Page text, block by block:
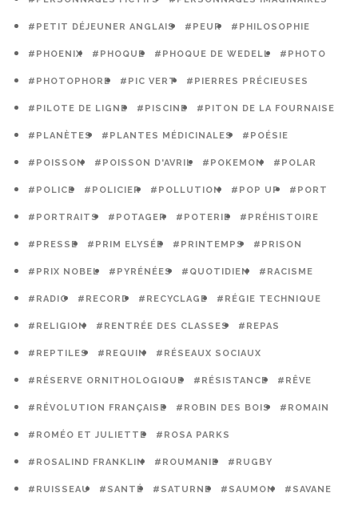
#PETIT DÉJEUNER ANGLAIS #PEUR #PHILOSOPHIE
#PHOENIX #PHOQUE #PHOQUE DE WEDELL #PHOTO
#PHOTOPHORE #PIC VERT #PIERRES PRÉCIEUSES
#PILOTE DE LIGNE #PISCINE #PITON DE LA FOURNAISE
#PLANÈTES #PLANTES MÉDICINALES #POÉSIE
#POISSON #POISSON D'AVRIL #POKEMON #POLAR
#POLICE #POLICIER #POLLUTION #POP UP #PORT
#PORTRAITS #POTAGER #POTERIE #PRÉHISTOIRE
#PRESSE #PRIM ELYSÉE #PRINTEMPS #PRISON
#PRIX NOBEL #PYRÉNÉES #QUOTIDIEN #RACISME
#RADIO #RECORD #RECYCLAGE #RÉGIE TECHNIQUE
#RELIGION #RENTRÉE DES CLASSES #REPAS
#REPTILES #REQUIN #RÉSEAUX SOCIAUX
#RÉSERVE ORNITHOLOGIQUE #RÉSISTANCE #RÊVE
#RÉVOLUTION FRANÇAISE #ROBIN DES BOIS #ROMAIN
#ROMÉO ET JULIETTE #ROSA PARKS
#ROSALIND FRANKLIN #ROUMANIE #RUGBY
#RUISSEAU #SANTÉ #SATURNE #SAUMON #SAVANE